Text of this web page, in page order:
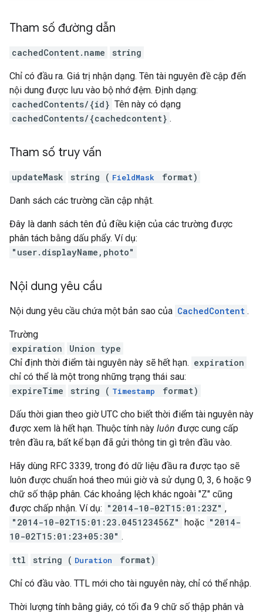
Tham số đường dẫn
cachedContent.name string
Chỉ có đầu ra. Giá trị nhận dạng. Tên tài nguyên đề cập đến
nội dung được lưu vào bộ nhớ đệm. Định dạng:
cachedContents/{id} Tên này có dạng
cachedContents/{cachedcontent} .
Tham số truy vấn
updateMask string ( FieldMask format)
Danh sách các trường cần cập nhật.
Đây là danh sách tên đủ điều kiện của các trường được
phân tách bằng dấu phẩy. Ví dụ:
"user.displayName,photo"
Nội dung yêu cầu
Nội dung yêu cầu chứa một bản sao của CachedContent .
Trường
expiration
Union type
Chỉ định thời điểm tài nguyên này sẽ hết hạn. expiration
chỉ có thể là một trong những trạng thái sau:
expireTime
string ( Timestamp format)
Dấu thời gian theo giờ UTC cho biết thời điểm tài nguyên này
được xem là hết hạn. Thuộc tính này luôn được cung cấp
trên đầu ra, bất kể bạn đã gửi thông tin gì trên đầu vào.
Hãy dùng RFC 3339, trong đó dữ liệu đầu ra được tạo sẽ
luôn được chuẩn hoá theo múi giờ và sử dụng 0, 3, 6 hoặc 9
chữ số thập phân. Các khoảng lệch khác ngoài "Z" cũng
được chấp nhận. Ví dụ: "2014-10-02T15:01:23Z" ,
"2014-10-02T15:01:23.045123456Z" hoặc "2014-
10-02T15:01:23+05:30" .
ttl string ( Duration format)
Chỉ có đầu vào. TTL mới cho tài nguyên này, chỉ có thể nhập.
Thời lượng tính bằng giây, có tối đa 9 chữ số thập phân và